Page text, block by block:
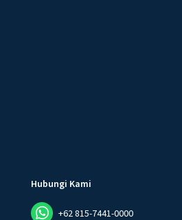
Hubungi Kami
+62 815-7441-0000